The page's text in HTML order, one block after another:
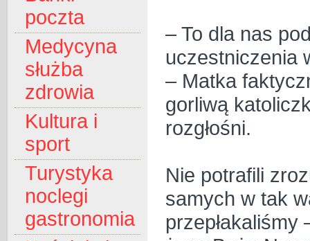
poczta
Medycyna
służba
zdrowia
Kultura i
sport
Turystyka
noclegi
gastronomia
– To dla nas
uczestniczenia
– Matka
gorliwą
rozgłośni.
Nie potrafili
samych w tak